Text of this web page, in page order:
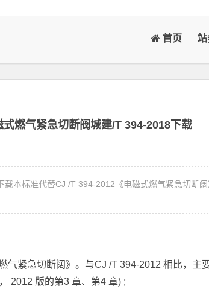
首页 站
式燃气紧急切断阀城建/T 394-2018下载
本标准代替CJ /T 394-2012《电磁式燃气紧急切断
气紧急切断阔》。与CJ /T 394-2012 相比，主
2012 版的第3 章、第4 章) ;